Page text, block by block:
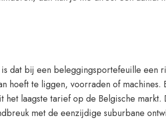
dat bij een beleggingsportefeuille een
hoeft te liggen, voorraden of
laagste tarief op de Belgische
met de eenzijdige suburbane